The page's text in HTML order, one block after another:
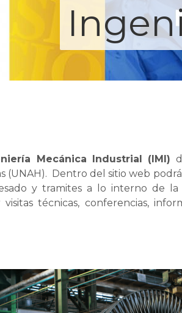
Mecánica Industrial (IMI)
(UNAH). Dentro del sitio web
y tramites a lo interno de
técnicas, conferencias,